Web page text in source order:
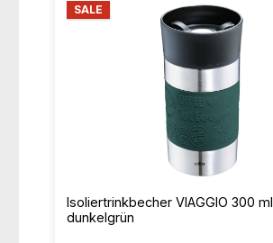
SALE
Isoliertrinkbecher VIAGGIO 300 ml
dunkelgrün